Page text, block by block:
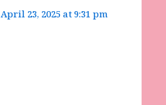
April 23, 2025 at 9:31 pm